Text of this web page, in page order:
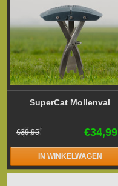
SuperCat Mollenval
€34,99
€39,95
IN WINKELWAGEN